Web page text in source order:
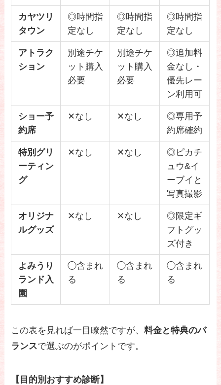
カヤツリ
タウン
◎時間指
定なし
◎時間指
定なし
◎時間指
定なし
アトラク
ション
別途チケ
ット購入
必要
別途チケ
ット購入
必要
◎追加料
金なし・
優先レー
ン利用可
ショー予
約席
✕なし ✕なし
◎専用予
約席確約
特別グリ
ーティン
グ
✕なし ✕なし
◎ピカチ
ュウ&イ
ーブイと
写真撮影
オリジナ
ルグッズ
✕なし ✕なし
◎限定ギ
フトグッ
ズ付き
よみうり
ランド入
園
◯含まれ
る
◯含まれ
る
◯含まれ
る
この表を見れば一目瞭然ですが、料金と特典のバ
ランスで選ぶのがポイントです。
【目的別おすすめ診断】